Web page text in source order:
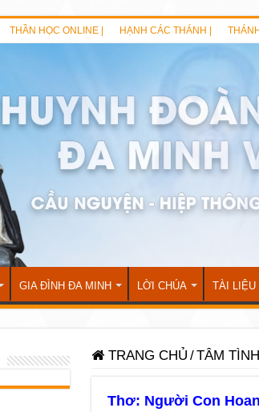
THẦN HỌC ONLINE | HẠNH CÁC THÁNH |
GIA ĐÌNH ĐA MINH LỜI CHÚA TÀI LIỆU
TRANG CHỦ /TÂM TÌNH
Thơ: Người Con